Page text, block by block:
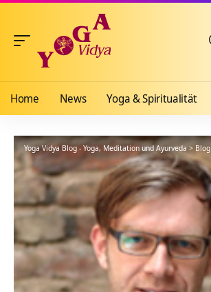
Home News Yoga & Spiritualität
Yoga Vidya Blog - Yoga, Meditation und Ayurveda > Blog